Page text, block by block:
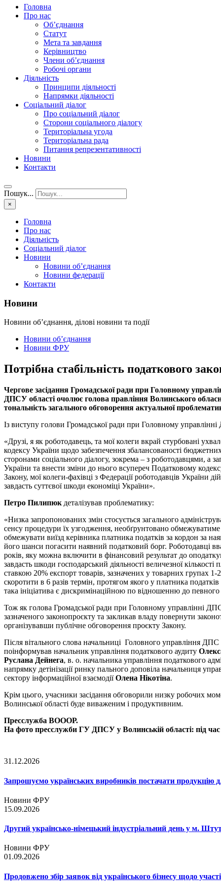
Головна
Про нас
Об’єднання
Статут
Мета та завдання
Керівництво
Члени об’єднання
Робочі органи
Діяльність
Принципи діяльності
Напрямки діяльності
Соціальний діалог
Про соціальний діалог
Сторони соціального діалогу
Територіальна угода
Територіальна рада
Питання репрезентативності
Новини
Контакти
Пошук...
×
Головна
Про нас
Діяльність
Соціальний діалог
Новини
Новини об’єднання
Новини федерації
Контакти
Новини
Новини об’єднання, ділові новини та події
Новини об’єднання
Новини ФРУ
Потрібна стабільність податкового
Чергове засідання Громадської ради при Головному
ДПСУ області очолює голова правління Волинського
тональність загального обговорення актуальної
Із виступу голови Громадської ради при Головному
«Друзі, я як роботодавець, та мої колеги вкрай стурбовані
кодексу України щодо забезпечення збалансованості
сторонами соціального діалогу, зокрема – з роботодавцями, а
України та внести зміни до нього всупереч Податковому
Закону, мої колеги-фахівці з Федерації роботодавців
завдасть суттєвої шкоди економіці України».
Петро Пилипюк деталізував проблематику:
«Низка запропонованих змін стосується загального
сенсу процедури їх узгодження, необґрунтовано
обмежувати виїзд керівника платника податків за кордон за
його шанси погасити наявний податковий борг. Роботодавці
років, яку можна включити в фінансовий результат до
завдасть шкоди господарський діяльності величезної
ставкою 20% експорт товарів, зазначених у товарних
скоротити в 6 разів термін, протягом якого у платника
така ініціатива є дискримінаційною по відношенню до
Тож як голова Громадської ради при Головному управлінні
зазначеного законопроєкту та закликав владу повернути
організувавши публічне обговорення проєкту Закону.
Після вітального слова начальниці Головного управління
поінформував начальник управління податкового аудиту
Руслана Дейнега, в. о. начальника управління податкового
напрямку детінізації ринку пального доповіла начальниця
сектору інформаційної взаємодіїОлена Нікотіна.
Крім цього, учасники засідання обговорили низку робочих
Волинської області буде виваженим і продуктивним.
Пресслужба ВОООР.
На фото пресслужби ГУ ДПСУ у Волинській області: під час
31.12.2026
Запрошуємо українських виробників постачати продукцію
Новини ФРУ
15.09.2026
Другий українсько-німецький індустріальний день у м.
Новини ФРУ
01.09.2026
Продовжено збір заявок від українського бізнесу щодо